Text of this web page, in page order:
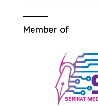
Member of